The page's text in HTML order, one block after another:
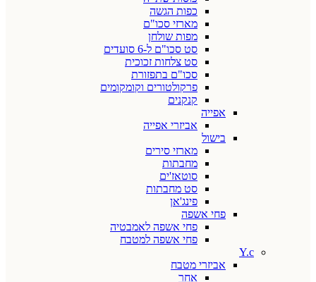
כפות הגשה
מארזי סכו"ם
מפות שולחן
סט סכו"ם ל-6 סועדים
סט צלחות זכוכית
סכו"ם בתפזורת
פרקולטורים וקומקומים
קנקנים
אפייה
אביזרי אפייה
בישול
מארזי סירים
מחבתות
סוטאז'ים
סט מחבתות
פינג'אן
פחי אשפה
פחי אשפה לאמבטיה
פחי אשפה למטבח
Y.c
אביזרי מטבח
אחר